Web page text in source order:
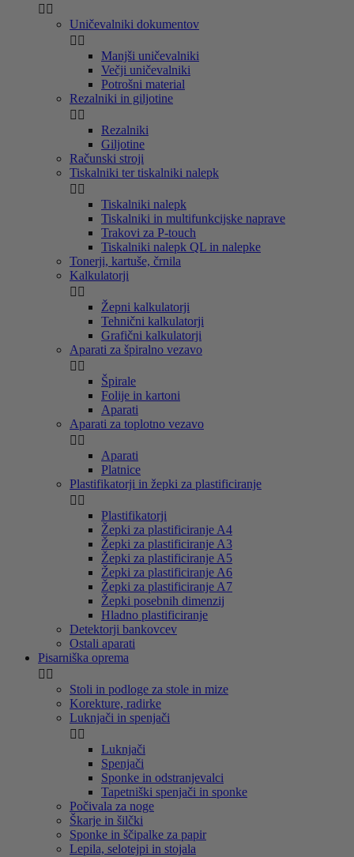
 
Uničevalniki dokumentov
 
Manjši uničevalniki
Večji uničevalniki
Potrošni material
Rezalniki in giljotine
 
Rezalniki
Giljotine
Računski stroji
Tiskalniki ter tiskalniki nalepk
 
Tiskalniki nalepk
Tiskalniki in multifunkcijske naprave
Trakovi za P-touch
Tiskalniki nalepk QL in nalepke
Tonerji, kartuše, črnila
Kalkulatorji
 
Žepni kalkulatorji
Tehnični kalkulatorji
Grafični kalkulatorji
Aparati za špiralno vezavo
 
Špirale
Folije in kartoni
Aparati
Aparati za toplotno vezavo
 
Aparati
Platnice
Plastifikatorji in žepki za plastificiranje
 
Plastifikatorji
Žepki za plastificiranje A4
Žepki za plastificiranje A3
Žepki za plastificiranje A5
Žepki za plastificiranje A6
Žepki za plastificiranje A7
Žepki posebnih dimenzij
Hladno plastificiranje
Detektorji bankovcev
Ostali aparati
Pisarniška oprema
 
Stoli in podloge za stole in mize
Korekture, radirke
Luknjači in spenjači
 
Luknjači
Spenjači
Sponke in odstranjevalci
Tapetniški spenjači in sponke
Počivala za noge
Škarje in šilčki
Sponke in ščipalke za papir
Lepila, selotejpi in stojala